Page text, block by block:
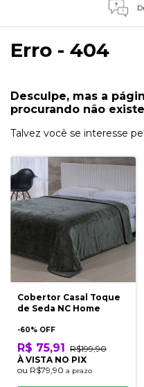
Erro - 404
Desculpe, mas a
procurando não
Talvez você se interesse
Cobertor Casal Toque
de Seda NC Home
-60% OFF
R$ 75,91 R$199,90
À VISTA NO PIX
ou R$79,90 a prazo